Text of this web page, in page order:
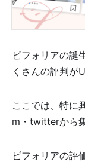
ビフォリアの誕
くさんの評判が
ここでは、特に
m・twitterから
ビフォリアの評